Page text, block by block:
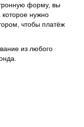
форму, вы
нужно
чтобы платёж
из любого